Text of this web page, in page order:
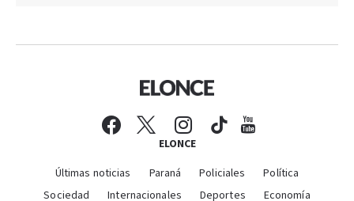
ELONCE
Últimas noticias Paraná Policiales
Política
Sociedad
Internacionales Deportes Economía